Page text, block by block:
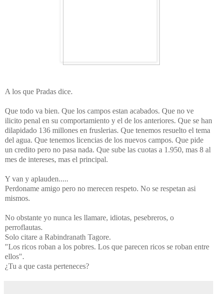
A los que Pradas dice.
Que todo va bien. Que los campos estan acabados. Que no ve
ilicito penal en su comportamiento y el de los anteriores. Que se han
dilapidado 136 millones en fruslerias. Que tenemos resuelto el tema
del agua. Que tenemos licencias de los nuevos campos. Que pide
un credito pero no pasa nada. Que sube las cuotas a 1.950, mas 8 al
mes de intereses, mas el principal.
Y van y aplauden.....
Perdoname amigo pero no merecen respeto. No se respetan asi
mismos.
No obstante yo nunca les llamare, idiotas, pesebreros, o
perroflautas.
Solo citare a Rabindranath Tagore.
"Los ricos roban a los pobres. Los que parecen ricos se roban entre
ellos".
¿Tu a que casta perteneces?